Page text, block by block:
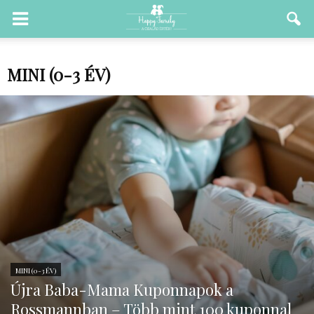
MINI (0-3 ÉV)
MINI (0-3 ÉV)
Újra Baba-Mama Kuponnapok a
Rossmannban – Több mint 100 kuponnal